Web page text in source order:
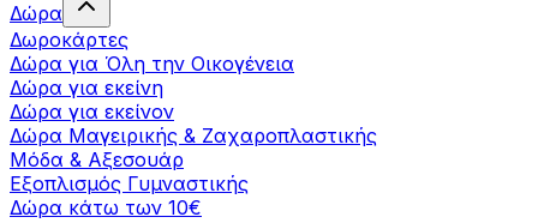
Δώρα
Δωροκάρτες
Δώρα για Όλη την Οικογένεια
Δώρα για εκείνη
Δώρα για εκείνον
Δώρα Μαγειρικής & Ζαχαροπλαστικής
Μόδα & Αξεσουάρ
Εξοπλισμός Γυμναστικής
Δώρα κάτω των 10€